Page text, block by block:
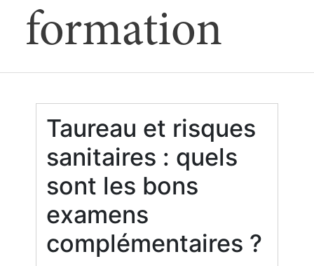
formation
Taureau et risques
sanitaires : quels
sont les bons
examens
complémentaires ?